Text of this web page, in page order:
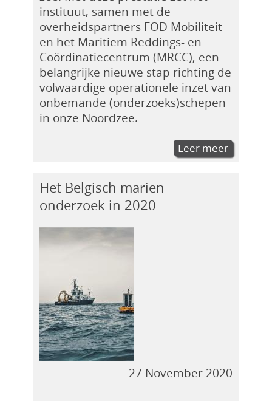
instituut, samen met de
overheidspartners FOD Mobiliteit
en het Maritiem Reddings- en
Coördinatiecentrum (MRCC), een
belangrijke nieuwe stap richting de
volwaardige operationele inzet van
onbemande (onderzoeks)schepen
in onze Noordzee.
Leer meer
Het Belgisch marien
onderzoek in 2020
27 November 2020